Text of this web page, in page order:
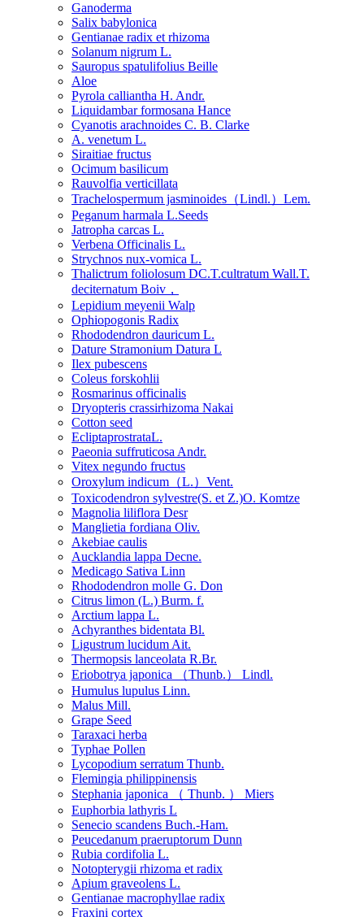
Ganoderma
Salix babylonica
Gentianae radix et rhizoma
Solanum nigrum L.
Sauropus spatulifolius Beille
Aloe
Pyrola calliantha H. Andr.
Liquidambar formosana Hance
Cyanotis arachnoides C. B. Clarke
A. venetum L.
Siraitiae fructus
Ocimum basilicum
Rauvolfia verticillata
Trachelospermum jasminoides（Lindl.）Lem.
Peganum harmala L.Seeds
Jatropha carcas L.
Verbena Officinalis L.
Strychnos nux-vomica L.
Thalictrum foliolosum DC.T.cultratum Wall.T.
deciternatum Boiv，
Lepidium meyenii Walp
Ophiopogonis Radix
Rhododendron dauricum L.
Dature Stramonium Datura L
Ilex pubescens
Coleus forskohlii
Rosmarinus officinalis
Dryopteris crassirhizoma Nakai
Cotton seed
EcliptaprostrataL.
Paeonia suffruticosa Andr.
Vitex negundo fructus
Oroxylum indicum（L.）Vent.
Toxicodendron sylvestre(S. et Z.)O. Komtze
Magnolia liliflora Desr
Manglietia fordiana Oliv.
Akebiae caulis
Aucklandia lappa Decne.
Medicago Sativa Linn
Rhododendron molle G. Don
Citrus limon (L.) Burm. f.
Arctium lappa L.
Achyranthes bidentata Bl.
Ligustrum lucidum Ait.
Thermopsis lanceolata R.Br.
Eriobotrya japonica （Thunb.） Lindl.
Humulus lupulus Linn.
Malus Mill.
Grape Seed
Taraxaci herba
Typhae Pollen
Lycopodium serratum Thunb.
Flemingia philippinensis
Stephania japonica （ Thunb. ） Miers
Euphorbia lathyris L
Senecio scandens Buch.-Ham.
Peucedanum praeruptorum Dunn
Rubia cordifolia L.
Notopterygii rhizoma et radix
Apium graveolens L.
Gentianae macrophyllae radix
Fraxini cortex